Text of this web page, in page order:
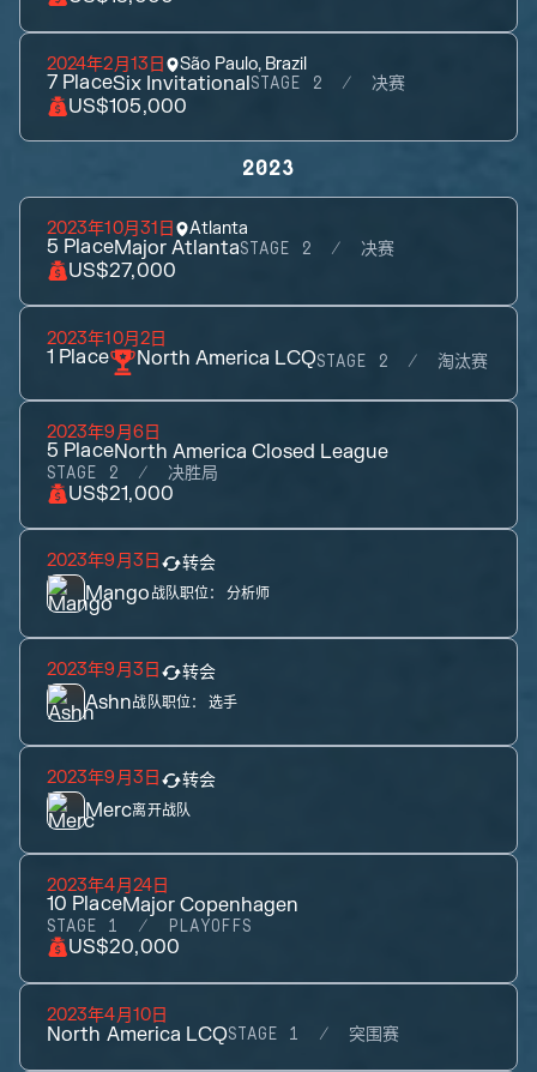
2024年2月13日 São Paulo, Brazil
7 PlaceSix InvitationalSTAGE 2 决赛
US$105,000
2023
2023年10月31日 Atlanta
5 PlaceMajor AtlantaSTAGE 2 决赛
US$27,000
2023年10月2日
1 Place North America LCQSTAGE 2 淘汰赛
2023年9月6日
5 PlaceNorth America Closed League
STAGE 2 决胜局
US$21,000
2023年9月3日 转会
Mango战队职位： 分析师
2023年9月3日 转会
Ashn战队职位： 选手
2023年9月3日 转会
Merc离开战队
2023年4月24日
10 PlaceMajor Copenhagen
STAGE 1 PLAYOFFS
US$20,000
2023年4月10日
North America LCQSTAGE 1 突围赛